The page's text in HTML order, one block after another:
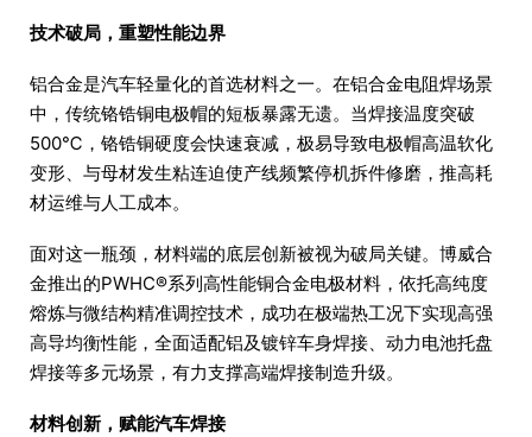
技术破局，重塑性能边界
铝合金是汽车轻量化的首选材料之一。在铝合金电阻焊场景
中，传统铬锆铜电极帽的短板暴露无遗。当焊接温度突破
500℃，铬锆铜硬度会快速衰减，极易导致电极帽高温软化
变形、与母材发生粘连迫使产线频繁停机拆件修磨，推高耗
材运维与人工成本。
面对这一瓶颈，材料端的底层创新被视为破局关键。博威合
金推出的PWHC®系列高性能铜合金电极材料，依托高纯度
熔炼与微结构精准调控技术，成功在极端热工况下实现高强
高导均衡性能，全面适配铝及镀锌车身焊接、动力电池托盘
焊接等多元场景，有力支撑高端焊接制造升级。
材料创新，赋能汽车焊接